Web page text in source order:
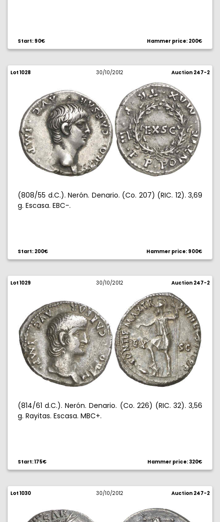
Start: 90€ Hammer price: 200€
Lot 1028 30/10/2012 Auction 247-2
(808/55 d.C.). Nerón. Denario. (Co. 207) (RIC. 12). 3,69
g. Escasa. EBC-.
Start: 200€ Hammer price: 900€
Lot 1029 30/10/2012 Auction 247-2
(814/61 d.C.). Nerón. Denario. (Co. 226) (RIC. 32). 3,56
g. Rayitas. Escasa. MBC+.
Start: 175€ Hammer price: 320€
Lot 1030 30/10/2012 Auction 247-2